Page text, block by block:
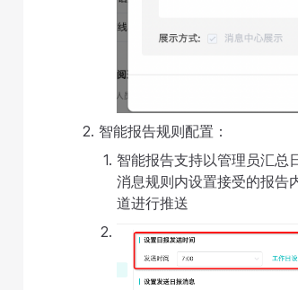
智能报告规则配置：
智能报告支持以管理员汇总
消息规则内设置接受的报告
道进行推送